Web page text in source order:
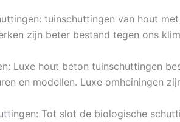
tuinschuttingen van hout
zijn beter bestand tegen ons
Luxe hout beton tuinschuttingen
en modellen. Luxe omheiningen
Tot slot de biologische